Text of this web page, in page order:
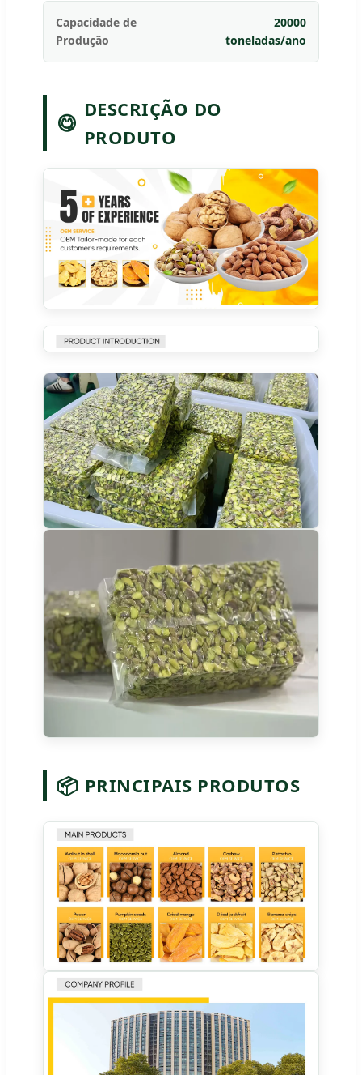
Capacidade de
Produção
20000
toneladas/ano
😋
DESCRIÇÃO DO
PRODUTO
📦 PRINCIPAIS PRODUTOS